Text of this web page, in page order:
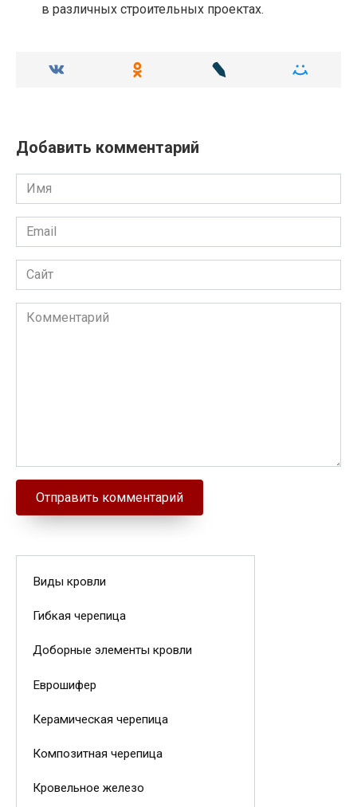
в различных строительных проектах.
Добавить комментарий
Имя
Email
Сайт
Комментарий
Виды кровли
Гибкая черепица
Доборные элементы кровли
Еврошифер
Керамическая черепица
Композитная черепица
Кровельное железо